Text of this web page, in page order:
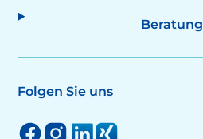
Beratung
Folgen Sie uns